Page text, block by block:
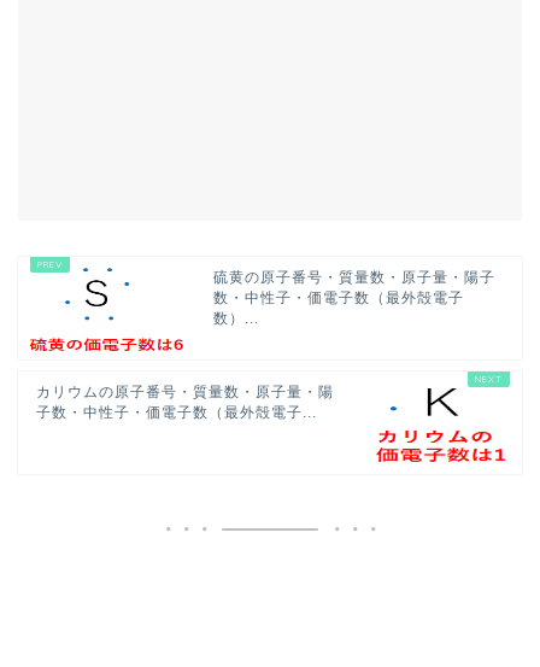
硫黄の原子番号・質量数・原子量・陽子
数・中性子・価電子数（最外殻電子
数）...
カリウムの原子番号・質量数・原子量・陽
子数・中性子・価電子数（最外殻電子...